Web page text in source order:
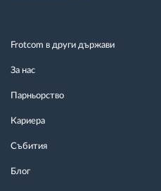
Frotcom в други държави
За нас
Парньорство
Кариера
Събития
Блог